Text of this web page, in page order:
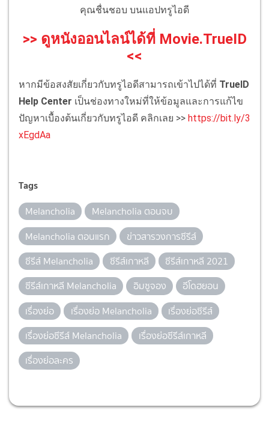
คุณชื่นชอบ บนแอปทรูไอดี
>> ดูหนังออนไลน์ได้ที่ Movie.TrueID
<<
หากมีข้อสงสัยเกี่ยวกับทรูไอดีสามารถเข้าไปได้ที่ TrueID
Help Center เป็นช่องทางใหม่ที่ให้ข้อมูลและการแก้ไข
ปัญหาเบื้องต้นเกี่ยวกับทรูไอดี คลิกเลย >> https://bit.ly/3
xEgdAa
Tags
Melancholia
Melancholia ตอนจบ
Melancholia ตอนแรก
ข่าวสารวงการซีรีส์
ซีรีส์ Melancholia
ซีรีส์เกาหลี
ซีรีส์เกาหลี 2021
ซีรีส์เกาหลี Melancholia
อิมซูจอง
อีโดฮยอน
เรื่องย่อ
เรื่องย่อ Melancholia
เรื่องย่อซีรีส์
เรื่องย่อซีรีส์ Melancholia
เรื่องย่อซีรีส์เกาหลี
เรื่องย่อละคร